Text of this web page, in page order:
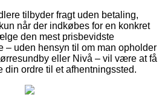
tilbyder fragt uden betaling,
når der indkøbes for en konkret
den mest prisbevidste
– uden hensyn til om man opholder
eller Nivå – vil være at få
din ordre til et afhentningssted.